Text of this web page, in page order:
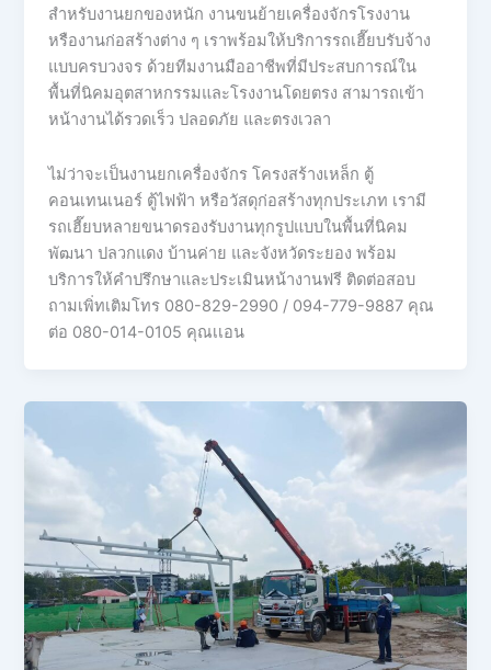
สำหรับงานยกของหนัก งานขนย้ายเครื่องจักรโรงงาน
หรืองานก่อสร้างต่าง ๆ เราพร้อมให้บริการรถเฮี๊ยบรับจ้าง
แบบครบวงจร ด้วยทีมงานมืออาชีพที่มีประสบการณ์ใน
พื้นที่นิคมอุตสาหกรรมและโรงงานโดยตรง สามารถเข้า
หน้างานได้รวดเร็ว ปลอดภัย และตรงเวลา
ไม่ว่าจะเป็นงานยกเครื่องจักร โครงสร้างเหล็ก ตู้
คอนเทนเนอร์ ตู้ไฟฟ้า หรือวัสดุก่อสร้างทุกประเภท เรามี
รถเฮี๊ยบหลายขนาดรองรับงานทุกรูปแบบในพื้นที่นิคม
พัฒนา ปลวกแดง บ้านค่าย และจังหวัดระยอง พร้อม
บริการให้คำปรึกษาและประเมินหน้างานฟรี ติดต่อสอบ
ถามเพิ่ทเติมโทร 080-829-2990 / 094-779-9887 คุณ
ต่อ 080-014-0105 คุณเเอน